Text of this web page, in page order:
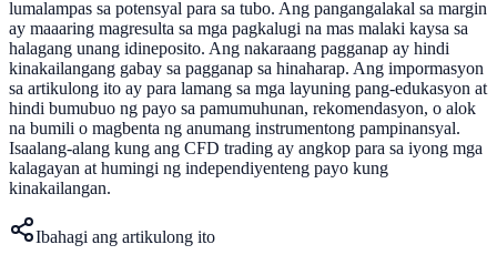
lumalampas sa potensyal para sa tubo. Ang pangangalakal sa margin
ay maaaring magresulta sa mga pagkalugi na mas malaki kaysa sa
halagang unang idineposito. Ang nakaraang pagganap ay hindi
kinakailangang gabay sa pagganap sa hinaharap. Ang impormasyon
sa artikulong ito ay para lamang sa mga layuning pang-edukasyon at
hindi bumubuo ng payo sa pamumuhunan, rekomendasyon, o alok
na bumili o magbenta ng anumang instrumentong pampinansyal.
Isaalang-alang kung ang CFD trading ay angkop para sa iyong mga
kalagayan at humingi ng independiyenteng payo kung
kinakailangan.
Ibahagi ang artikulong ito